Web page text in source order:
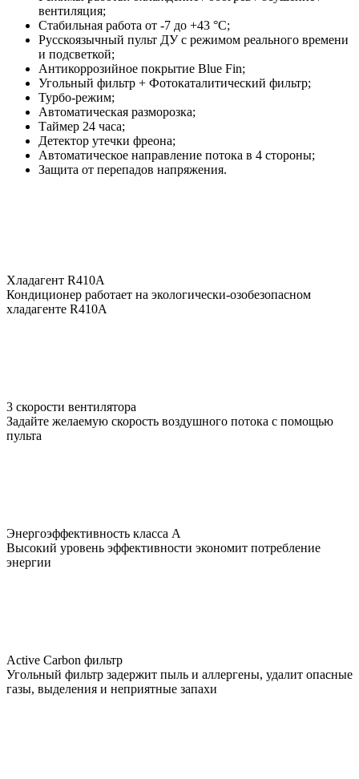
вентиляция;
Стабильная работа от -7 до +43 °C;
Русскоязычный пульт ДУ с режимом реального времени
и подсветкой;
Антикоррозийное покрытие Blue Fin;
Угольный фильтр + Фотокаталитический фильтр;
Турбо-режим;
Автоматическая разморозка;
Таймер 24 часа;
Детектор утечки фреона;
Автоматическое направление потока в 4 стороны;
Защита от перепадов напряжения.
Хладагент R410A
Кондиционер работает на экологически-озобезопасном
хладагенте R410A
3 скорости вентилятора
Задайте желаемую скорость воздушного потока с помощью
пульта
Энергоэффективность класса А
Высокий уровень эффективности экономит потребление
энергии
Active Carbon фильтр
Угольный фильтр задержит пыль и аллергены, удалит опасные
газы, выделения и неприятные запахи